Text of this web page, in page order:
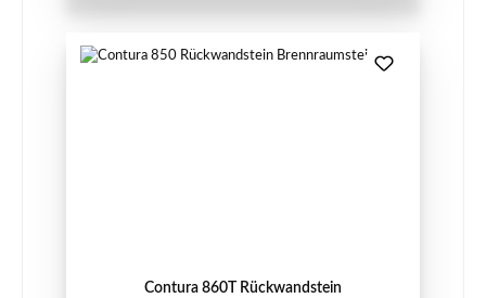
Contura 860T Rückwandstein